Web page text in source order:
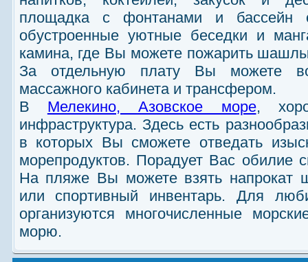
площадка с фонтанами и бассейн
обустроенные уютные беседки и
камина, где Вы можете пожарить
За отдельную плату Вы можете
массажного кабинета и трансфером.
В Мелекино, Азовское море,
инфраструктура. Здесь есть
в которых Вы сможете отведать
морепродуктов. Порадует Вас обилие
На пляже Вы можете взять напрокат
или спортивный инвентарь. Для
организуются многочисленные
морю.